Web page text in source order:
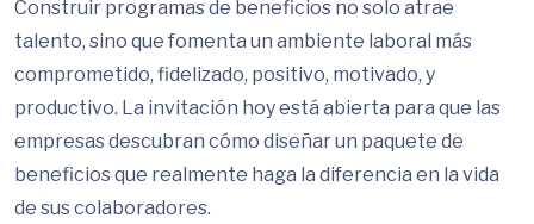
Construir programas de beneficios no solo atrae
talento, sino que fomenta un ambiente laboral más
comprometido, fidelizado, positivo, motivado, y
productivo. La invitación hoy está abierta para que las
empresas descubran cómo diseñar un paquete de
beneficios que realmente haga la diferencia en la vida
de sus colaboradores.